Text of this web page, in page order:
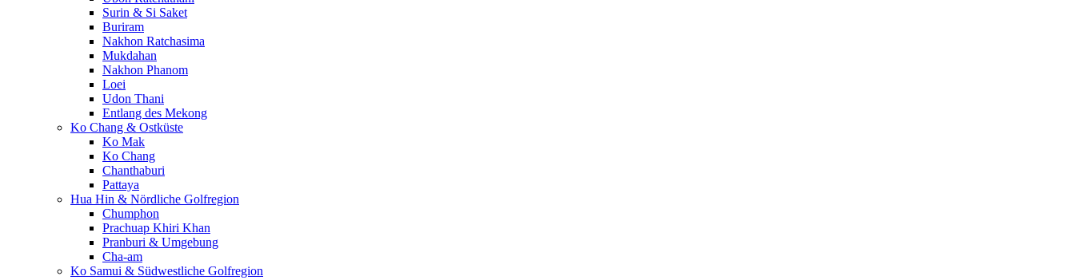
Surin & Si Saket
Buriram
Nakhon Ratchasima
Mukdahan
Nakhon Phanom
Loei
Udon Thani
Entlang des Mekong
Ko Chang & Ostküste
Ko Mak
Ko Chang
Chanthaburi
Pattaya
Hua Hin & Nördliche Golfregion
Chumphon
Prachuap Khiri Khan
Pranburi & Umgebung
Cha-am
Ko Samui & Südwestliche Golfregion